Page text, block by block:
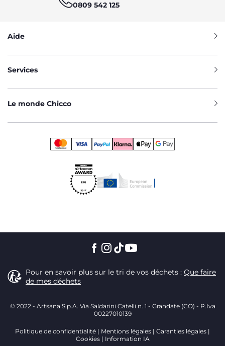
0809 542 125
Aide
Services
Le monde Chicco
Pour en savoir plus sur le tri de vos déchets : Que faire
de mes déchets
© 2022 - Artsana S.p.A. Via Saldarini Catelli n. 1 - Grandate (CO) - P.Iva
00227010139
Politique de confidentialité Mentions légales
Garanties légales
Cookies
Information IA